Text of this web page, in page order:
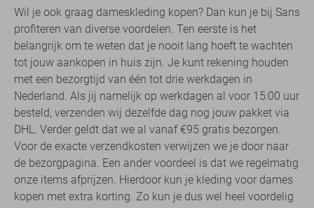
Wil je ook graag dameskleding kopen? Dan kun je bij Sans
profiteren van diverse voordelen. Ten eerste is het
belangrijk om te weten dat je nooit lang hoeft te wachten
tot jouw aankopen in huis zijn. Je kunt rekening houden
met een bezorgtijd van één tot drie werkdagen in
Nederland. Als jij namelijk op werkdagen al voor 15:00 uur
besteld, verzenden wij dezelfde dag nog jouw pakket via
DHL. Verder geldt dat we al vanaf €95 gratis bezorgen.
Voor de exacte verzendkosten verwijzen we je door naar
de bezorgpagina. Een ander voordeel is dat we regelmatig
onze items afprijzen. Hierdoor kun je kleding voor dames
kopen met extra korting. Zo kun je dus wel heel voordelig